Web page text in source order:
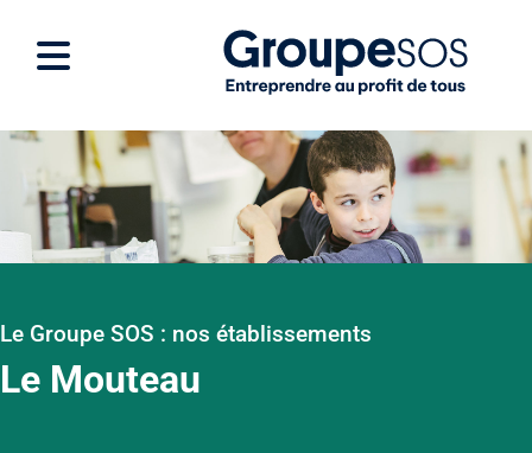
Le Groupe SOS : nos établissements
Le Mouteau